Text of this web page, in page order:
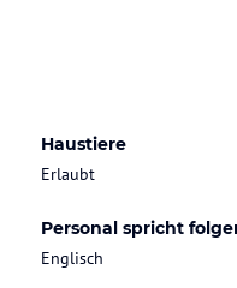
Haustiere
Erlaubt
Personal spricht
Englisch